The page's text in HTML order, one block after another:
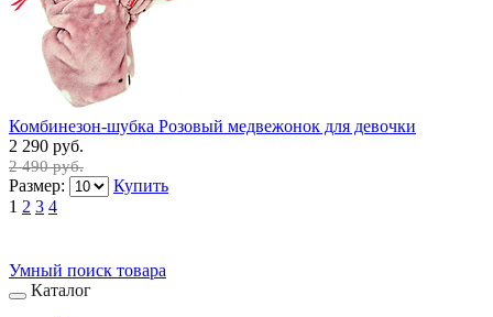
Комбинезон-шубка Розовый медвежонок для девочки
2 290 руб.
2 490 руб.
Размер:
Купить
1 2 3 4
Умный поиск товара
Каталог